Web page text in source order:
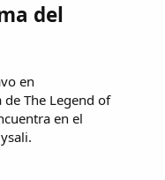
del
en
The Legend of
en el